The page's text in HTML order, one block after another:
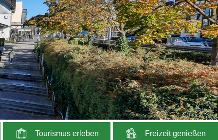
Tourismus erleben Freizeit genießen